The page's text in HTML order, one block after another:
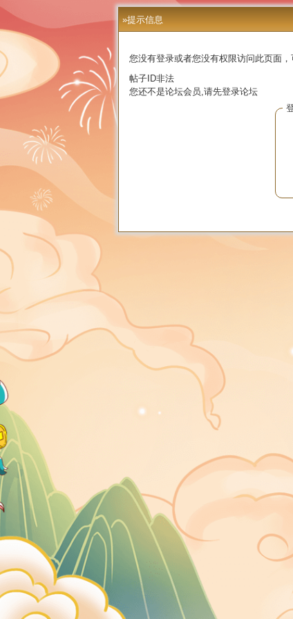
»提示信息
您没有登录或者您没有权限访问此页面
帖子ID非法
您还不是论坛会员,请先登录论坛